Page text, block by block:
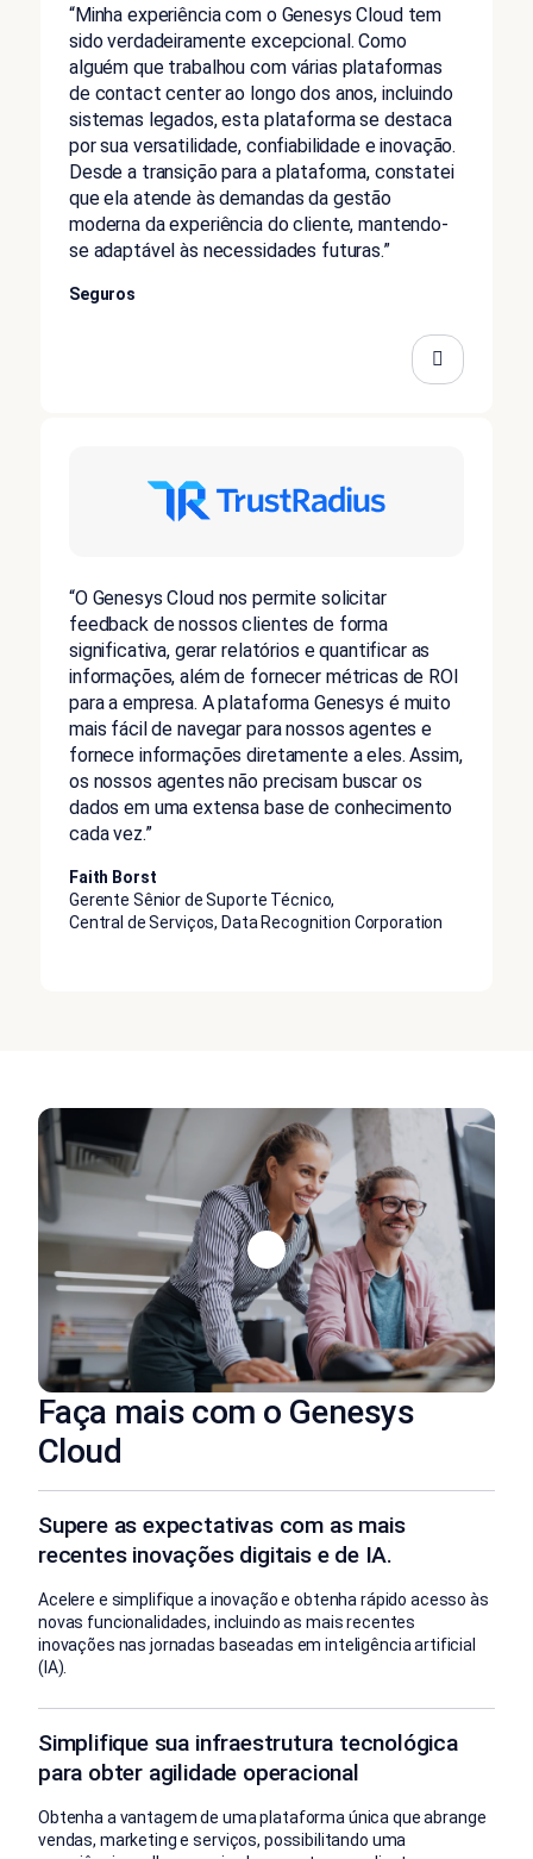
“O Genesys Cloud nos permite solicitar
feedback de nossos clientes de forma
significativa, gerar relatórios e quantificar as
informações, além de fornecer métricas de ROI
para a empresa. A plataforma Genesys é muito
mais fácil de navegar para nossos agentes e
fornece informações diretamente a eles. Assim,
os nossos agentes não precisam buscar os
dados em uma extensa base de conhecimento
cada vez.”
Faith Borst
Gerente Sênior de Suporte Técnico,
Central de Serviços, Data Recognition Corporation
“Minha experiência com o Genesys Cloud tem
sido verdadeiramente excepcional. Como
alguém que trabalhou com várias plataformas
de contact center ao longo dos anos, incluindo
sistemas legados, esta plataforma se destaca
por sua versatilidade, confiabilidade e inovação.
Desde a transição para a plataforma, constatei
que ela atende às demandas da gestão
moderna da experiência do cliente, mantendo-
se adaptável às necessidades futuras.”
Seguros
Faça mais com o Genesys
Cloud
Supere as expectativas com as mais
recentes inovações digitais e de IA.
Acelere e simplifique a inovação e obtenha rápido acesso às
novas funcionalidades, incluindo as mais recentes
inovações nas jornadas baseadas em inteligência artificial
(IA).
Simplifique sua infraestrutura tecnológica
para obter agilidade operacional
Obtenha a vantagem de uma plataforma única que abrange
vendas, marketing e serviços, possibilitando uma